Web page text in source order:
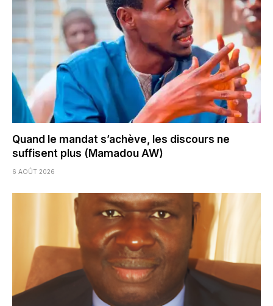
Quand le mandat s’achève, les discours ne
suffisent plus (Mamadou AW)
6 AOÛT 2026